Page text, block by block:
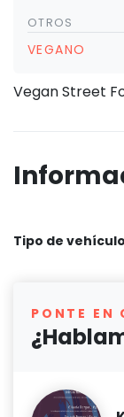
OTROS
VEGANO
Vegan Street
Tipo de vehículo
PONTE EN